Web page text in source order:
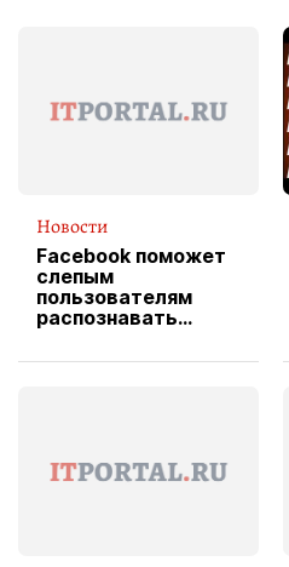
Новости
Facebook поможет
слепым
пользователям
распознавать